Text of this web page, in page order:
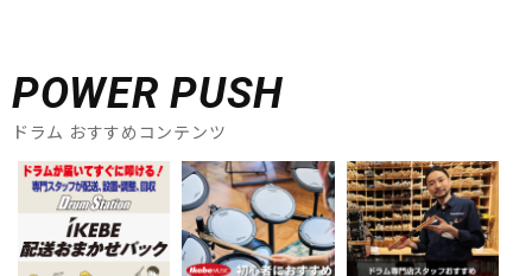
POWER PUSH
ドラム おすすめコンテンツ